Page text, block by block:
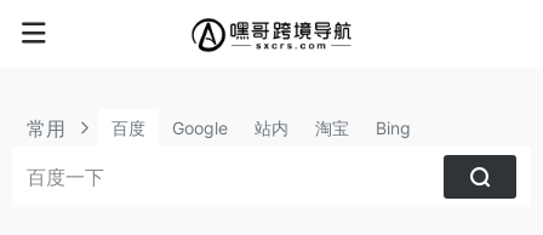
常用 百度 Google 站内 淘宝 Bing